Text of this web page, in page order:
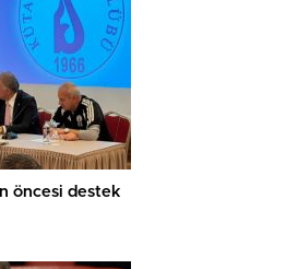
öncesi destek